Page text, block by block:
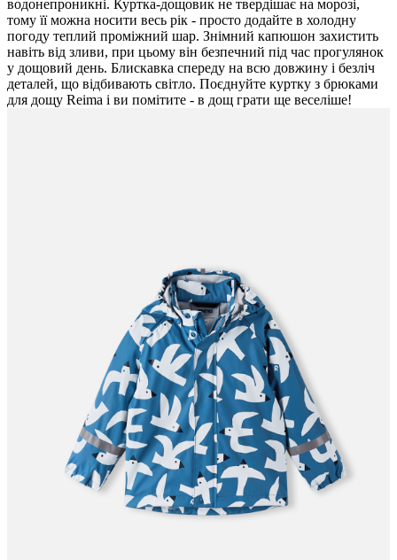
водонепроникні. Куртка-дощовик не твердішає на морозі,
тому її можна носити весь рік - просто додайте в холодну
погоду теплий проміжний шар. Знімний капюшон захистить
навіть від зливи, при цьому він безпечний під час прогулянок
у дощовий день. Блискавка спереду на всю довжину і безліч
деталей, що відбивають світло. Поєднуйте куртку з брюками
для дощу Reima і ви помітите - в дощ грати ще веселіше!